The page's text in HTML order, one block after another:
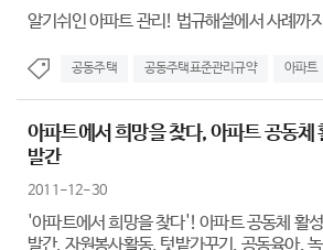
알기쉬인 아파트 관리! 법규해설에서 사례까
공동주택 공동주택표준관리규약 아파트
아파트에서 희망을 찾다, 아파트 공동체
발간
2011-12-30
'아파트에서 희망을 찾다'! 아파트 공동체 활
발간. 자원봉사활동, 텃밭가꾸기, 공동육아,